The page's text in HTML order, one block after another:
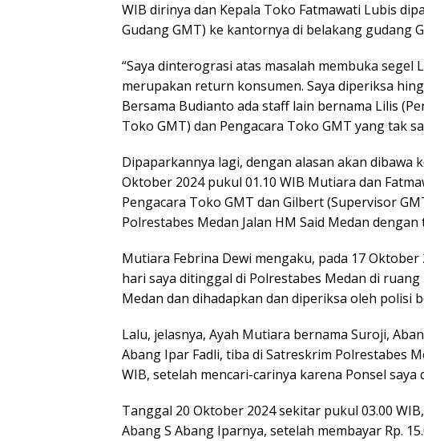
WIB dirinya dan Kepala Toko Fatmawati Lubis
Gudang GMT) ke kantornya di belakang gudang
“Saya dinterograsi atas masalah membuka segel
merupakan return konsumen. Saya diperiksa
Bersama Budianto ada staff lain bernama Lilis
Toko GMT) dan Pengacara Toko GMT yang tak
Dipaparkannya lagi, dengan alasan akan dibawa
Oktober 2024 pukul 01.10 WIB Mutiara dan
Pengacara Toko GMT dan Gilbert (Supervisor
Polrestabes Medan Jalan HM Said Medan
Mutiara Febrina Dewi mengaku, pada 17
hari saya ditinggal di Polrestabes Medan di
Medan dan dihadapkan dan diperiksa oleh polisi
Lalu, jelasnya, Ayah Mutiara bernama Suroji,
Abang Ipar Fadli, tiba di Satreskrim Polrestabes
WIB, setelah mencari-carinya karena Ponsel
Tanggal 20 Oktober 2024 sekitar pukul 03.00
Abang S Abang Iparnya, setelah membayar Rp.